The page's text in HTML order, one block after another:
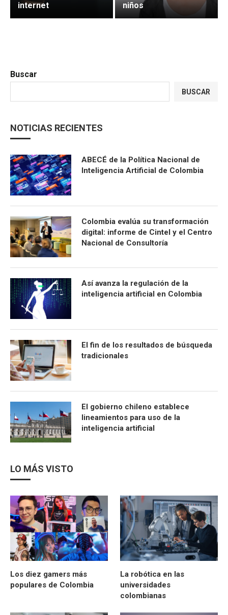
internet
niños
Buscar
BUSCAR
NOTICIAS RECIENTES
ABECÉ de la Política Nacional de
Inteligencia Artificial de Colombia
Colombia evalúa su transformación
digital: informe de Cintel y el Centro
Nacional de Consultoría
Así avanza la regulación de la
inteligencia artificial en Colombia
El fin de los resultados de búsqueda
tradicionales
El gobierno chileno establece
lineamientos para uso de la
inteligencia artificial
LO MÁS VISTO
Los diez gamers más
populares de Colombia
La robótica en las
universidades
colombianas